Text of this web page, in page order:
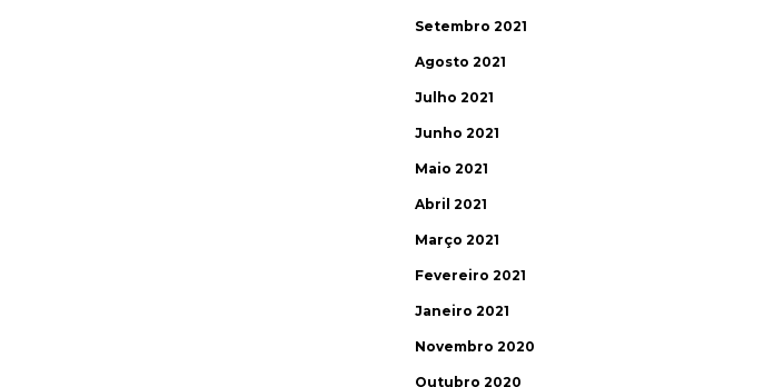
Setembro 2021
Agosto 2021
Julho 2021
Junho 2021
Maio 2021
Abril 2021
Março 2021
Fevereiro 2021
Janeiro 2021
Novembro 2020
Outubro 2020